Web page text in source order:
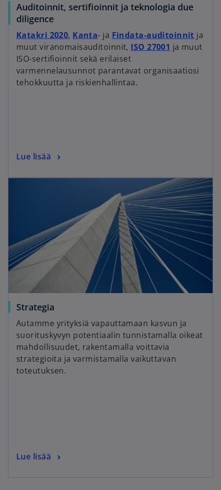
Auditoinnit, sertifioinnit ja teknologia due
diligence
Katakri 2020, Kanta- ja Findata-auditoinnit ja
muut viranomaisauditoinnit, ISO 27001 ja muut
ISO-sertifioinnit sekä erilaiset
varmennelausunnot parantavat organisaatiosi
tehokkuutta ja riskienhallintaa.
Lue lisää
Strategia
Autamme yrityksiä vapauttamaan kasvun ja
suorituskyvyn potentiaalin tunnistamalla oikeat
mahdollisuudet, rakentamalla voittavia
strategioita ja varmistamalla vaikuttavan
toteutuksen.
Lue lisää